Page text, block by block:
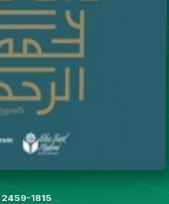
2459-1815